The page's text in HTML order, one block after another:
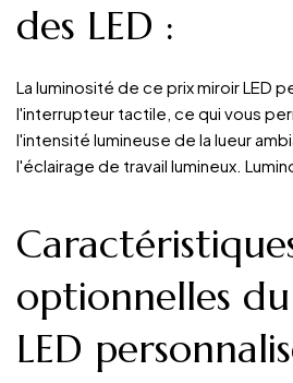
des LED :
La luminosité de ce prix miroir LED
l'interrupteur tactile, ce qui vous
l'intensité lumineuse de la lueur
l'éclairage de travail lumineux.
optionnelles
LED